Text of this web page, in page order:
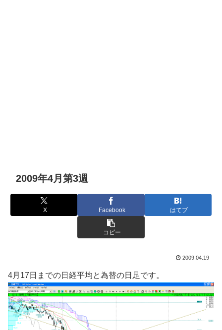
2009年4月第3週
X Facebook はてブ
コピー
2009.04.19
4月17日までの日経平均と為替の日足です。